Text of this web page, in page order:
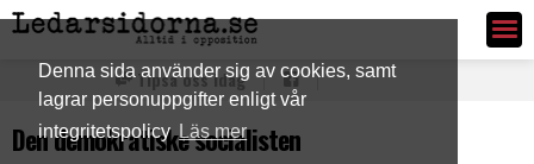
Denna sida använder sig av cookies, samt
lagrar personuppgifter enligt vår
integritetspolicy Läs mer
Ledarsidorna.se
Tipsa oss idag
Den demokratiske socialisten